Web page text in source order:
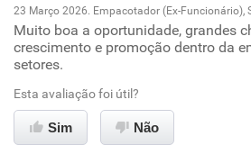
Oportunidade de promoção
Conciliação com a vida familiar
23 Março 2026. Empacotador (Ex-Funcionário),
Muito boa a oportunidade, grandes
crescimento e promoção dentro da
setores.
Esta avaliação foi útil?
Sim Não